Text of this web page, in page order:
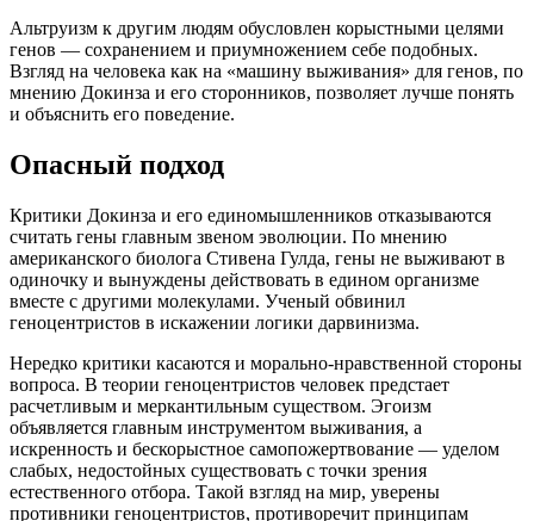
Альтруизм к другим людям обусловлен корыстными целями
генов — сохранением и приумножением себе подобных.
Взгляд на человека как на «машину выживания» для генов, по
мнению Докинза и его сторонников, позволяет лучше понять
и объяснить его поведение.
Опасный подход
Критики Докинза и его единомышленников отказываются
считать гены главным звеном эволюции. По мнению
американского биолога Стивена Гулда, гены не выживают в
одиночку и вынуждены действовать в едином организме
вместе с другими молекулами. Ученый обвинил
геноцентристов в искажении логики дарвинизма.
Нередко критики касаются и морально-нравственной стороны
вопроса. В теории геноцентристов человек предстает
расчетливым и меркантильным существом. Эгоизм
объявляется главным инструментом выживания, а
искренность и бескорыстное самопожертвование — уделом
слабых, недостойных существовать с точки зрения
естественного отбора. Такой взгляд на мир, уверены
противники геноцентристов, противоречит принципам